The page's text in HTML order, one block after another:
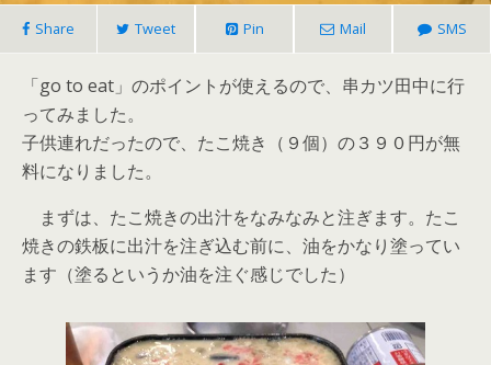
Share Tweet Pin Mail SMS
「go to eat」のポイントが使えるので、串カツ田中に行
ってみました。
子供連れだったので、たこ焼き（９個）の３９０円が無
料になりました。
まずは、たこ焼きの出汁をなみなみと注ぎます。たこ
焼きの鉄板に出汁を注ぎ込む前に、油をかなり塗ってい
ます（塗るというか油を注ぐ感じでした）